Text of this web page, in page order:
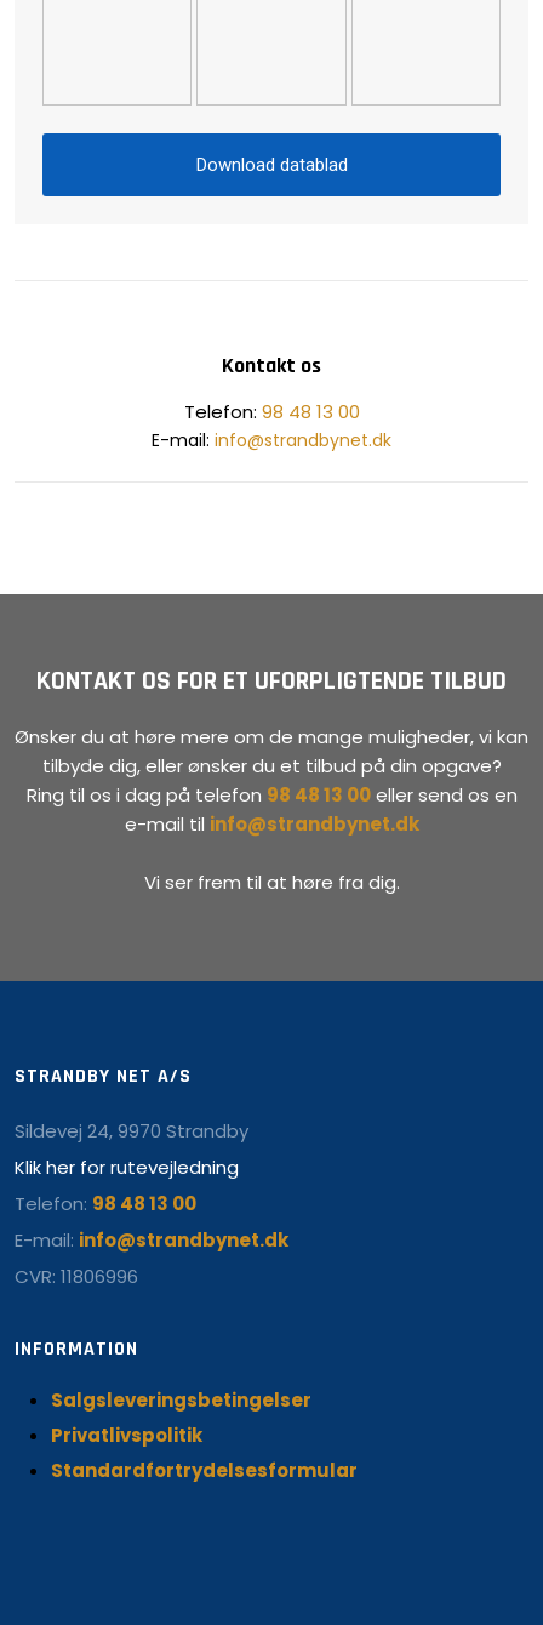
Download datablad​
Kontakt os
​Telefon: 98 48 13 00
E-mail: info@strandbynet.dk
KONTAKT OS FOR ET UFORPLIGTENDE TILBUD
Ønsker du at høre mere om de mange muligheder, vi kan
tilbyde dig, eller ønsker du et tilbud på din opgave?
Ring til os i dag på telefon 98 48 13 00eller send os en
e-mail til info@strandbynet.dk
Vi ser frem til at høre fra dig.
STRANDBY NET A/S
Sildevej 24, 9970 Strandby
Klik her for rutevejledning
Telefon: 98 48 13 00
E-mail: info@strandbynet.dk
CVR: 11806996
INFORMATION
Salgsleveringsbetingelser
Privatlivspolitik
Standardfortrydelsesformular